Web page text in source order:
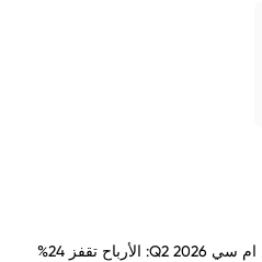
نتائج اس ام سي Q2 2026: الأرباح تقفز 24%